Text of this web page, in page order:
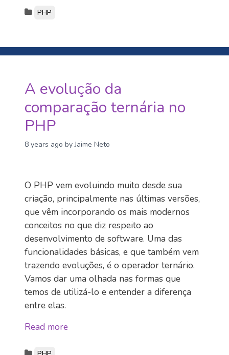
PHP
A evolução da
comparação ternária no
PHP
8 years ago by Jaime Neto
O PHP vem evoluindo muito desde sua
criação, principalmente nas últimas versões,
que vêm incorporando os mais modernos
conceitos no que diz respeito ao
desenvolvimento de software. Uma das
funcionalidades básicas, e que também vem
trazendo evoluções, é o operador ternário.
Vamos dar uma olhada nas formas que
temos de utilizá-lo e entender a diferença
entre elas.
Read more